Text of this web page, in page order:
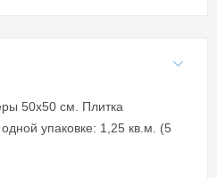
50x50 см. Плитка
упаковке: 1,25 кв.м. (5